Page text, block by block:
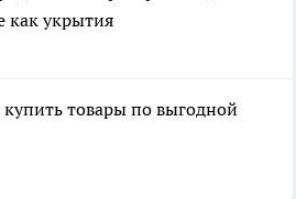
как укрытия
купить товары по выгодной